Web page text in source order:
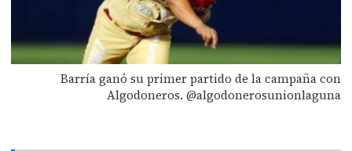
Barría ganó su primer partido de la campaña con
Algodoneros. @algodonerosunionlaguna